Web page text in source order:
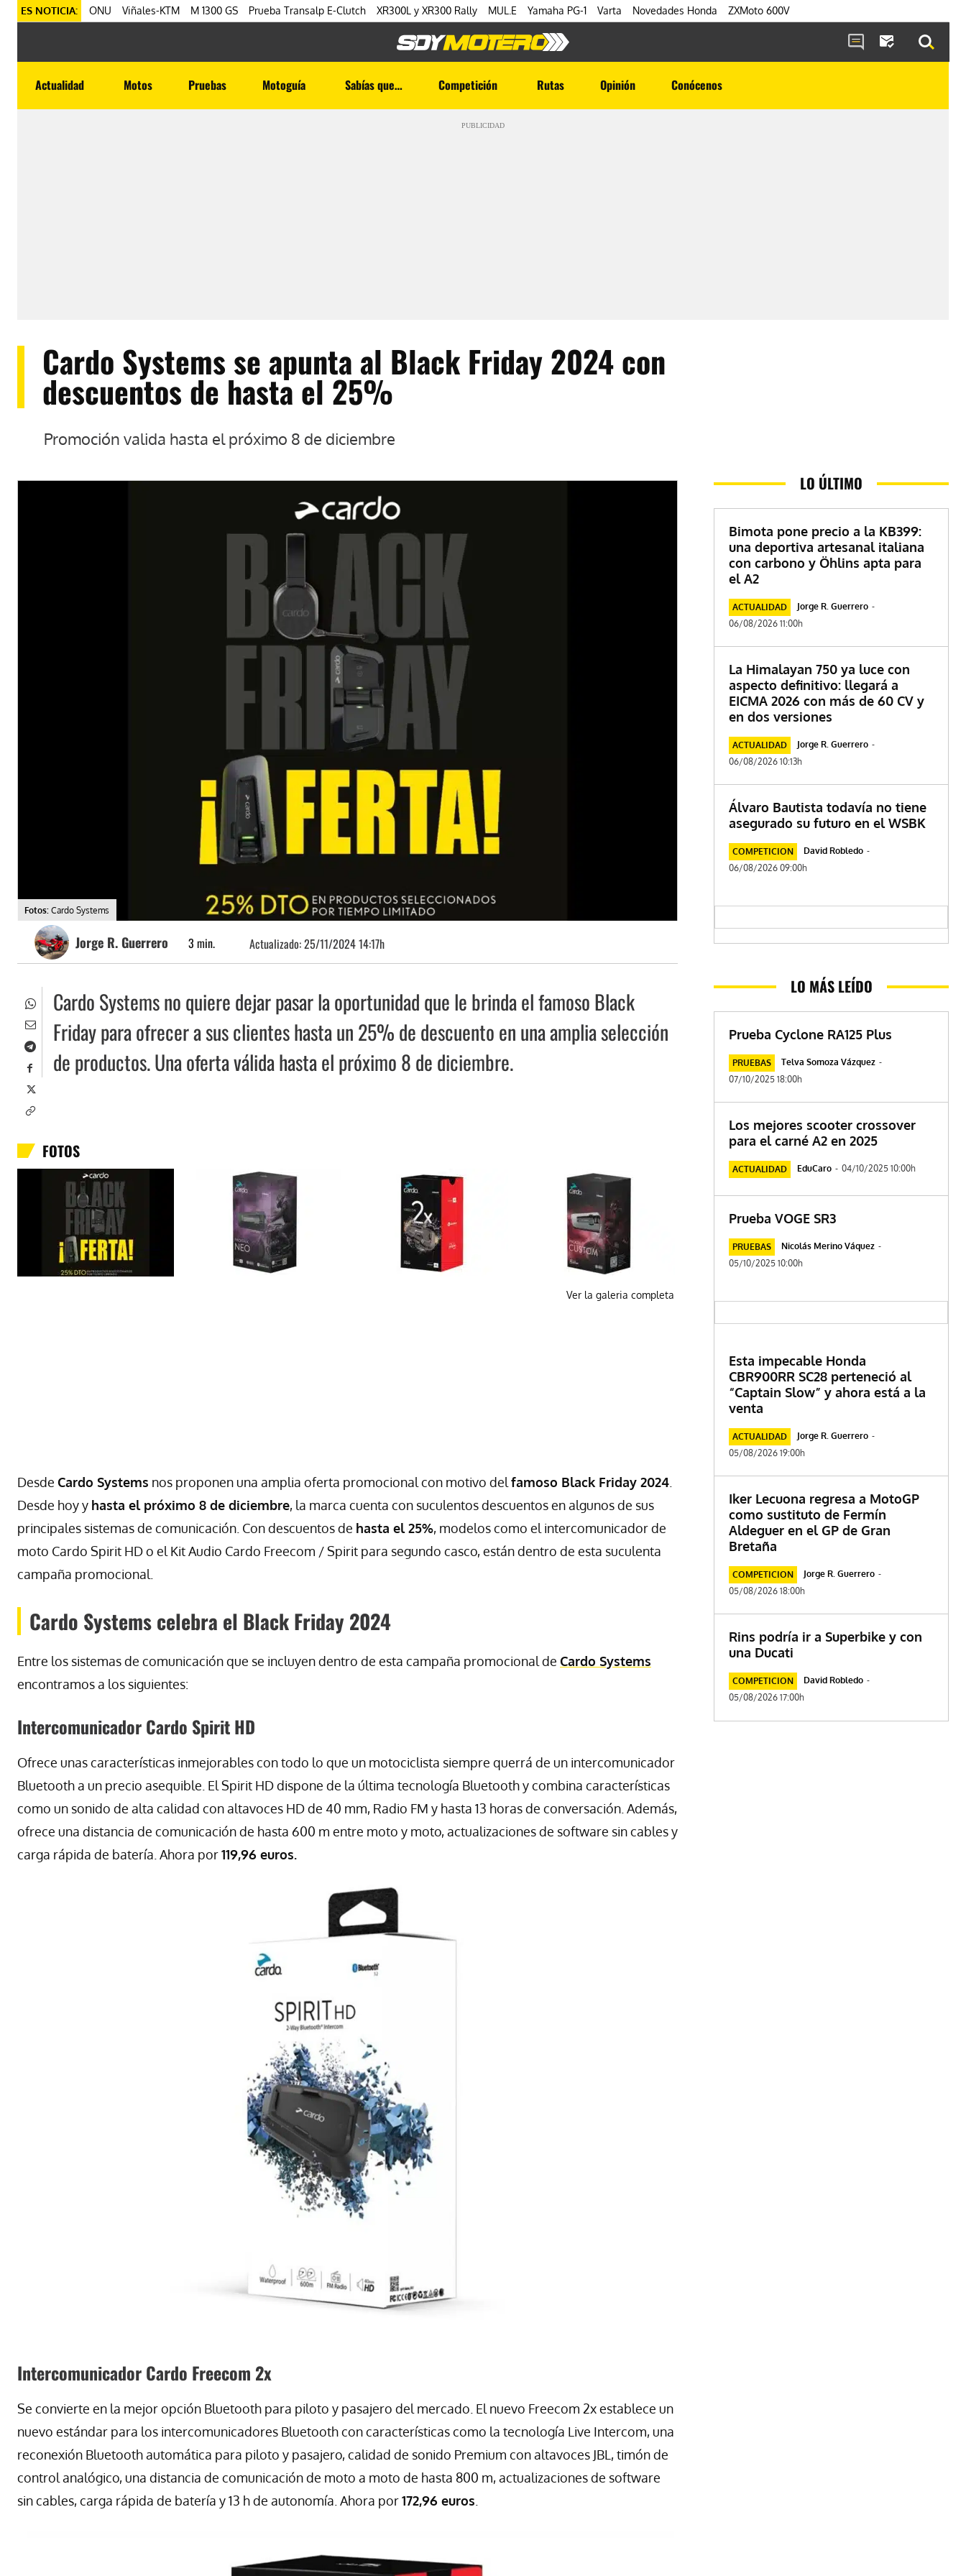
ES NOTICIA: ONU Viñales-KTM M 1300 GS Prueba Transalp E-Clutch XR300L y XR300 Rally MUL.E Yamaha PG-1 Varta Novedades Honda ZXMoto 600V
Actualidad Motos Pruebas Motoguía Sabías que… Competición Rutas Opinión Conócenos
PUBLICIDAD
Cardo Systems se apunta al Black Friday 2024 con
descuentos de hasta el 25%
Promoción valida hasta el próximo 8 de diciembre
Fotos: Cardo Systems
Jorge R. Guerrero 3 min. Actualizado:25/11/2024 14:17h
Cardo Systems no quiere dejar pasar la oportunidad que le brinda el famoso Black
Friday para ofrecer a sus clientes hasta un 25% de descuento en una amplia selección
de productos. Una oferta válida hasta el próximo 8 de diciembre.
FOTOS
Ver la galeria completa
Desde Cardo Systems nos proponen una amplia oferta promocional con motivo del famoso Black Friday 2024
Desde hoy y hasta el próximo 8 de diciembre, la marca cuenta con suculentos descuentos en algunos de sus
principales sistemas de comunicación. Con descuentos de hasta el 25%, modelos como el intercomunicador de
moto Cardo Spirit HD o el Kit Audio Cardo Freecom / Spirit para segundo casco, están dentro de esta suculenta
campaña promocional.
Cardo Systems celebra el Black Friday 2024
Entre los sistemas de comunicación que se incluyen dentro de esta campaña promocional de Cardo Systems
encontramos a los siguientes:
Intercomunicador Cardo Spirit HD
Ofrece unas características inmejorables con todo lo que un motociclista siempre querrá de un intercomunicador
Bluetooth a un precio asequible. El Spirit HD dispone de la última tecnología Bluetooth y combina características
como un sonido de alta calidad con altavoces HD de 40 mm, Radio FM y hasta 13 horas de conversación. Además,
ofrece una distancia de comunicación de hasta 600 m entre moto y moto, actualizaciones de software sin cables y
carga rápida de batería. Ahora por119,96 euros.
Intercomunicador Cardo Freecom 2x
Se convierte en la mejor opción Bluetooth para piloto y pasajero del mercado. El nuevo Freecom 2x establece un
nuevo estándar para los intercomunicadores Bluetooth con características como la tecnología Live Intercom, una
reconexión Bluetooth automática para piloto y pasajero, calidad de sonido Premium con altavoces JBL, timón de
control analógico, una distancia de comunicación de moto a moto de hasta 800 m, actualizaciones de software
sin cables, carga rápida de batería y 13 h de autonomía. Ahora por172,96 euros
LO ÚLTIMO
Bimota pone precio a la KB399:
una deportiva artesanal italiana
con carbono y Öhlins apta para
el A2
ACTUALIDAD Jorge R. Guerrero -
06/08/2026 11:00h
La Himalayan 750 ya luce con
aspecto definitivo: llegará a
EICMA 2026 con más de 60 CV y
en dos versiones
ACTUALIDAD Jorge R. Guerrero -
06/08/2026 10:13h
Álvaro Bautista todavía no tiene
asegurado su futuro en el WSBK
COMPETICION David Robledo -
06/08/2026 09:00h
LO MÁS LEÍDO
Prueba Cyclone RA125 Plus
PRUEBAS Telva Somoza Vázquez -
07/10/2025 18:00h
Los mejores scooter crossover
para el carné A2 en 2025
ACTUALIDAD EduCaro - 04/10/2025 10:00h
Prueba VOGE SR3
PRUEBAS Nicolás Merino Váquez -
05/10/2025 10:00h
Esta impecable Honda
CBR900RR SC28 perteneció al
“Captain Slow” y ahora está a la
venta
ACTUALIDAD Jorge R. Guerrero -
05/08/2026 19:00h
Iker Lecuona regresa a MotoGP
como sustituto de Fermín
Aldeguer en el GP de Gran
Bretaña
COMPETICION Jorge R. Guerrero -
05/08/2026 18:00h
Rins podría ir a Superbike y con
una Ducati
COMPETICION David Robledo -
05/08/2026 17:00h